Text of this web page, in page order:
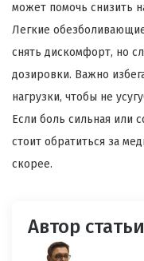
может помочь снизить
Легкие
снять дискомфорт, но
дозировки. Важно
нагрузки, чтобы не
Если боль сильная или
стоит обратиться за
скорее.
Автор статьи